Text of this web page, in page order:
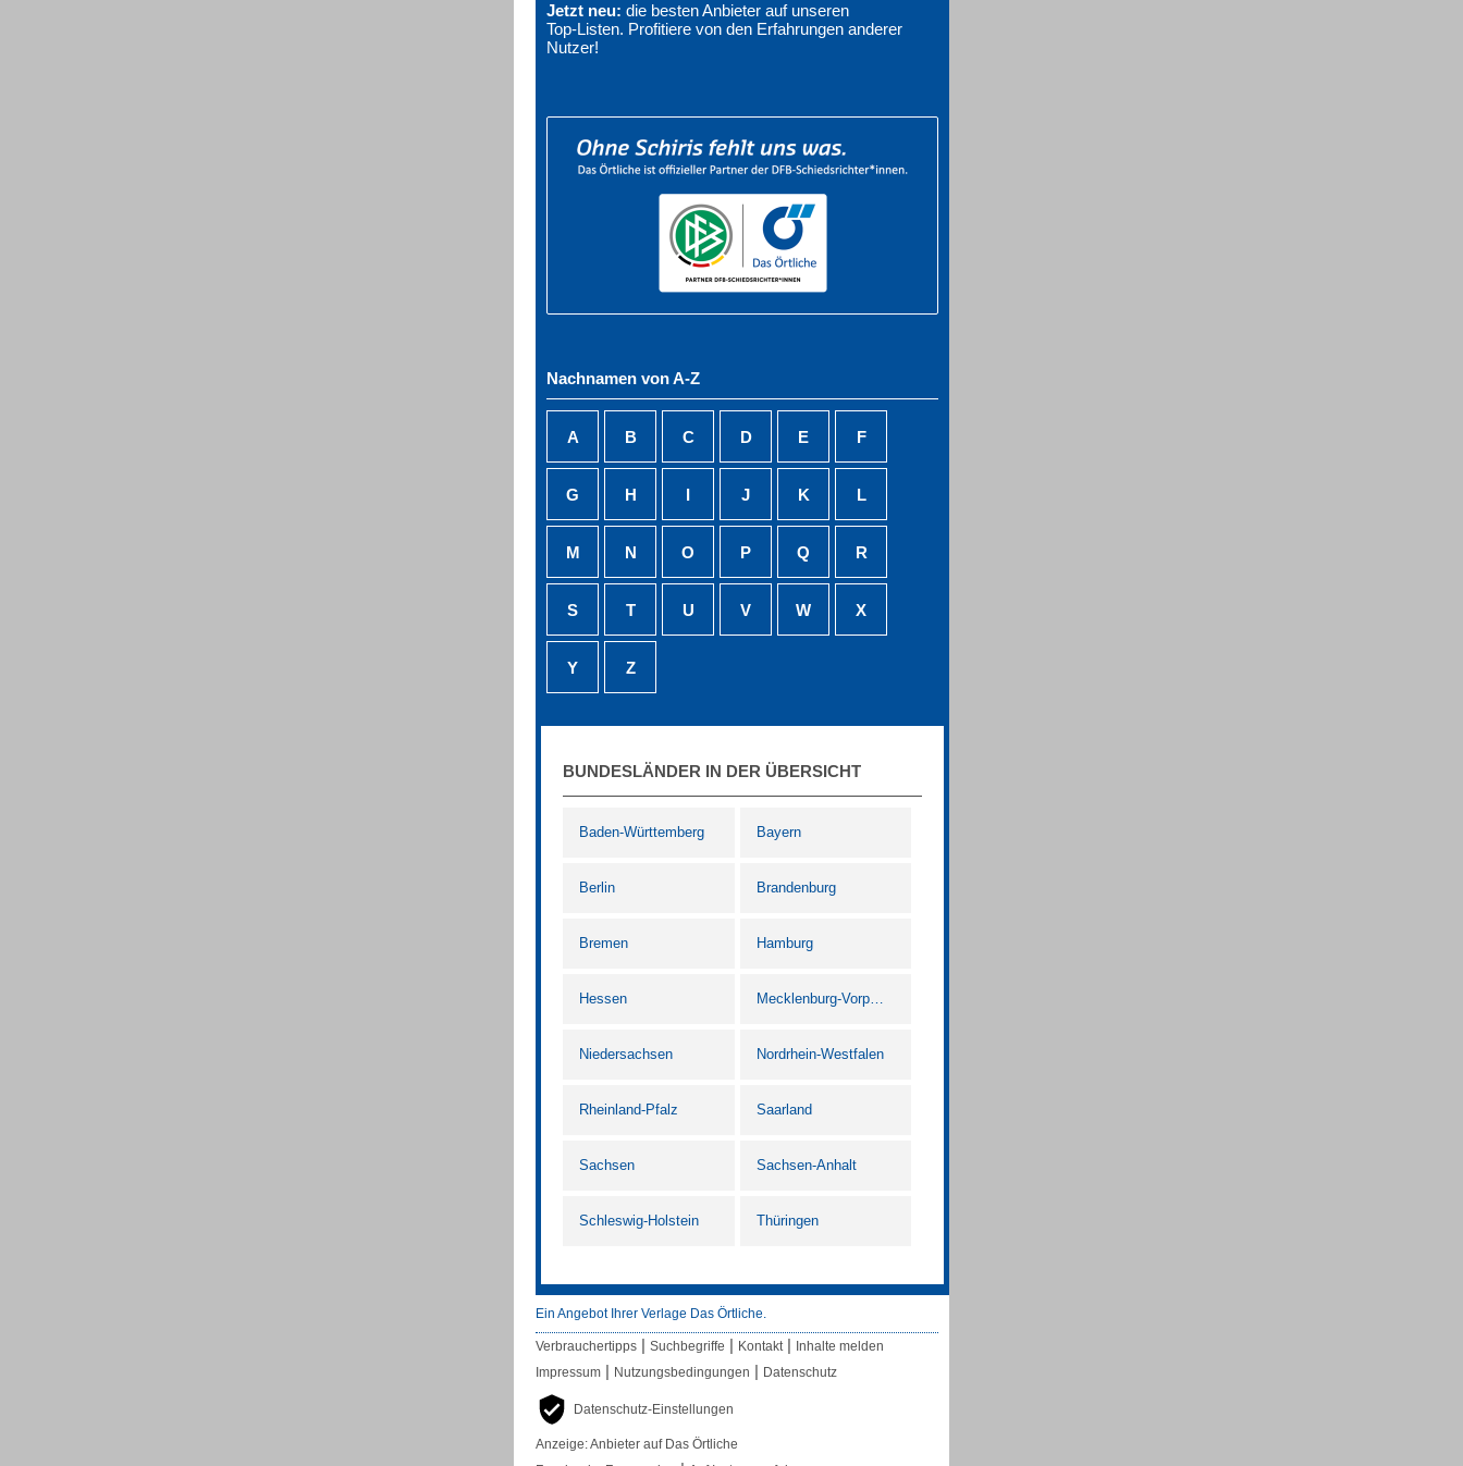
Jetzt neu: die besten Anbieter auf unseren
Top‑Listen. Profitiere von den Erfahrungen anderer
Nutzer!
Nachnamen von A-Z
A B C D E F
G H I J K L
M N O P Q R
S T U V W X
Y Z
BUNDESLÄNDER IN DER ÜBERSICHT
Baden-Württemberg Bayern
Berlin Brandenburg
Bremen Hamburg
Hessen Mecklenburg-Vorpommern
Niedersachsen Nordrhein-Westfalen
Rheinland-Pfalz Saarland
Sachsen Sachsen-Anhalt
Schleswig-Holstein Thüringen
Ein Angebot Ihrer Verlage Das Örtliche.
Verbrauchertipps | Suchbegriffe | Kontakt | Inhalte melden
Impressum | Nutzungsbedingungen | Datenschutz
Datenschutz-Einstellungen
Anzeige: Anbieter auf Das Örtliche